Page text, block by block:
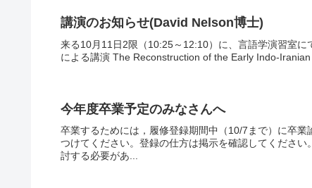
講演のお知らせ(David Nelson博士)
来る10月11日2限（10:25～12:10）に、言語学演習室に
による講演 The Reconstruction of the Early Indo-Iranian
今年度卒業予定のみなさんへ
卒業するためには，履修登録期間中（10/7まで）に卒
つけてください。登録の仕方は掲示を確認してくださ
討する必要があ...